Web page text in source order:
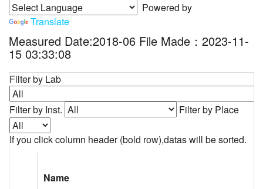
Powered by
Translate
Measured Date:2018-06 File Made：2023-11-
15 03:33:08
Filter by Lab
Filter by Inst. Filter by Place
If you click column header (bold row),datas will be sorted.
Name